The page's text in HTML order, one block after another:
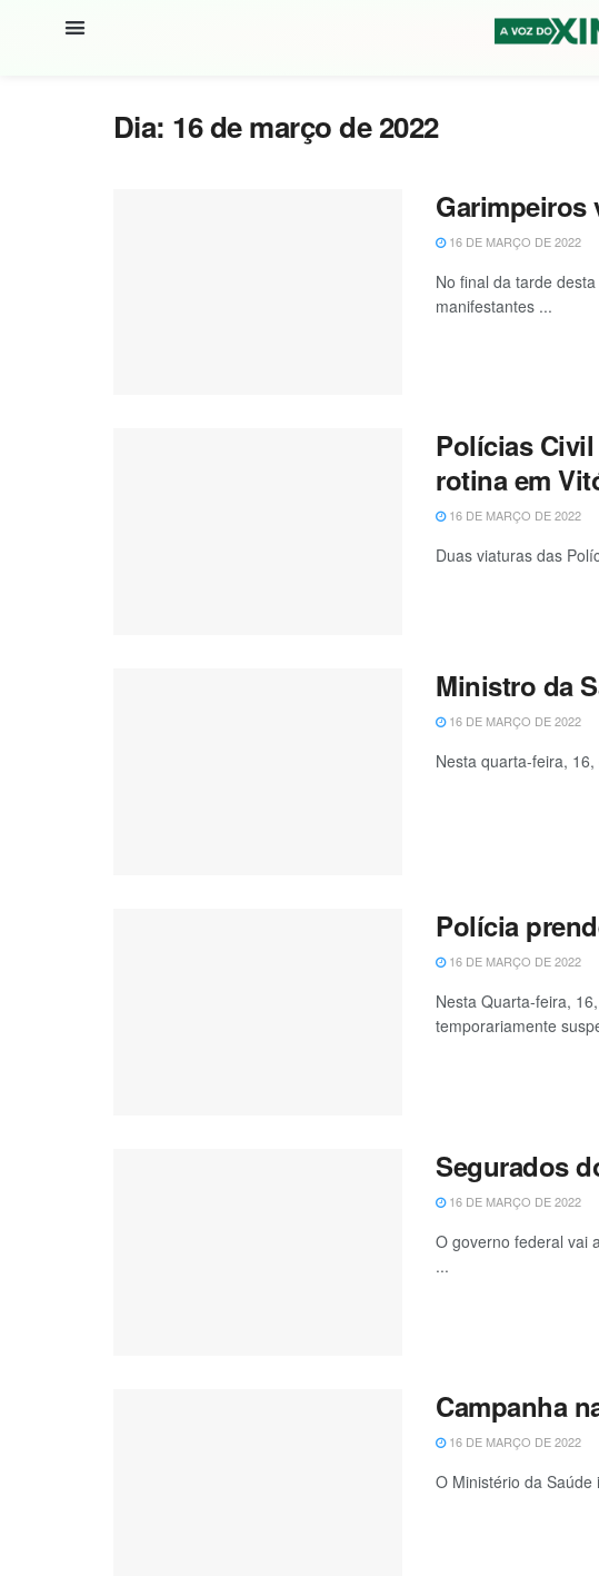
Dia: 16 de março de 2022
Garimpeiros
16 DE MARÇO DE 2022
No final da tarde
manifestantes ...
Polícias
rotina em
16 DE MARÇO DE 2022
Duas viaturas das
Ministro da
16 DE MARÇO DE 2022
Nesta quarta-feira,
Polícia
16 DE MARÇO DE 2022
Nesta Quarta-feira,
temporariamente
Segurados
16 DE MARÇO DE 2022
O governo federal vai
...
Campanha
16 DE MARÇO DE 2022
O Ministério da